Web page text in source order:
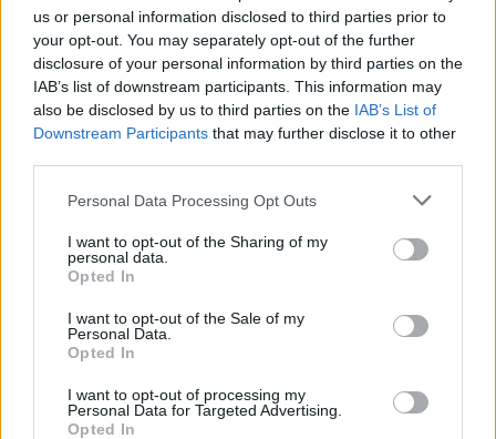
us or personal information disclosed to third parties prior to
your opt-out. You may separately opt-out of the further
disclosure of your personal information by third parties on the
IAB’s list of downstream participants. This information may
also be disclosed by us to third parties on the IAB’s List of
Downstream Participants that may further disclose it to other
Personal Data Processing Opt Outs
I want to opt-out of the Sharing of my
personal data.
Opted In
I want to opt-out of the Sale of my
Personal Data.
Opted In
I want to opt-out of processing my
Personal Data for Targeted Advertising.
Opted In